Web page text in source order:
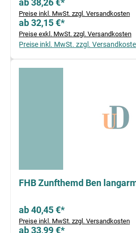
ab 38,26 €*
Preise inkl. MwSt. zzgl. Versandkosten
ab 32,15 €*
Preise exkl. MwSt. zzgl. Versandkosten
Preise inkl. MwSt. zzgl.
FHB Zunfthemd Ben
ab 40,45 €*
Preise inkl. MwSt. zzgl. Versandkosten
ab 33,99 €*